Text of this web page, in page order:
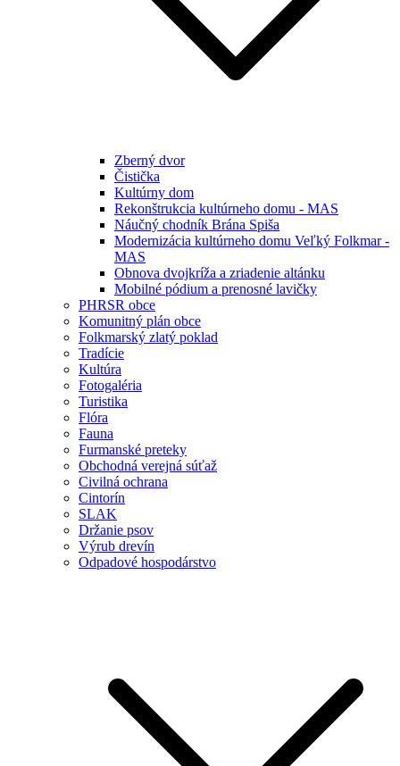
Zberný dvor
Čistička
Kultúrny dom
Rekonštrukcia kultúrneho domu - MAS
Náučný chodník Brána Spiša
Modernizácia kultúrneho domu Veľký Folkmar -
MAS
Obnova dvojkríža a zriadenie altánku
Mobilné pódium a prenosné lavičky
PHRSR obce
Komunitný plán obce
Folkmarský zlatý poklad
Tradície
Kultúra
Fotogaléria
Turistika
Flóra
Fauna
Furmanské preteky
Obchodná verejná súťaž
Civilná ochrana
Cintorín
SLAK
Držanie psov
Výrub drevín
Odpadové hospodárstvo